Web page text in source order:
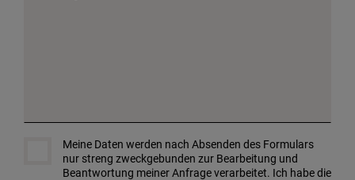
Meine Daten werden nach Absenden des Formulars
nur streng zweckgebunden zur Bearbeitung und
Beantwortung meiner Anfrage verarbeitet. Ich habe die